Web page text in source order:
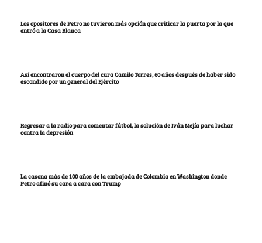
Los opositores de Petro no tuvieron más opción que criticar la puerta por la que
entró a la Casa Blanca
Así encontraron el cuerpo del cura Camilo Torres, 60 años después de haber sido
escondido por un general del Ejército
Regresar a la radio para comentar fútbol, la solución de Iván Mejía para luchar
contra la depresión
La casona más de 100 años de la embajada de Colombia en Washington donde
Petro afinó su cara a cara con Trump